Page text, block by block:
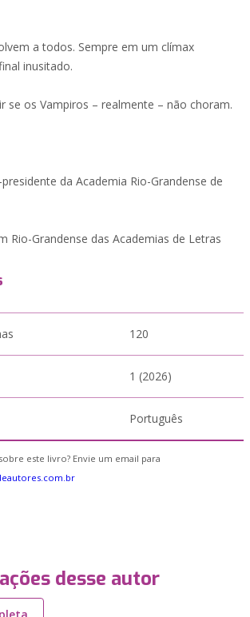
a todos. Sempre em um clímax
inusitado.
se os Vampiros – realmente – não choram.
da Academia Rio-Grandense de
Rio-Grandense das Academias de Letras
120
1 (2026)
Português
este livro? Envie um email para
desse autor